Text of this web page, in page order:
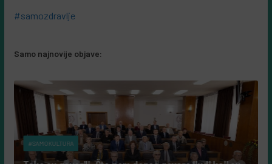
#samozdravlje
Samo najnovije objave:
#SAMOKULTURA